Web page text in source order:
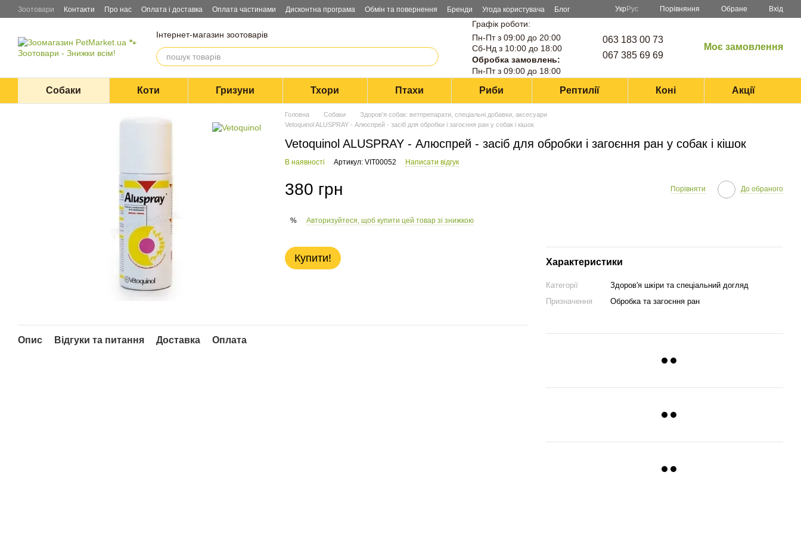
Перейти до основного контенту
Зоотовари Контакти Про нас Оплата і доставка Оплата частинами Дисконтна програма Обмін та повернення Бренди Угода користувача Блог Укр Рус Порівняння Обране Вхід
Інтернет-магазин зоотоварів
Графік роботи:
Пн-Пт з 09:00 до 20:00
Сб-Нд з 10:00 до 18:00
Обробка замовлень:
Пн-Пт з 09:00 до 18:00
063 183 00 73
067 385 69 69
Моє замовлення
Собаки Коти Гризуни Тхори Птахи Риби Рептилії Коні Акції
Головна Собаки
Здоров'я собак: ветпрепарати, спеціальні добавки, аксесуари
Vetoquinol ALUSPRAY - Алюспрей - засіб для обробки і загоєння ран у собак і кішок
Vetoquinol ALUSPRAY - Алюспрей - засіб для обробки і загоєння ран у собак і кішок
В наявності Артикул: VIT00052 Написати відгук
380 грн Порівняти До обраного
% Авторизуйтеся, щоб купити цей товар зі знижкою
Купити! Характеристики
Категорії
Здоров'я шкіри та спеціальний догляд
Призначення
Обробка та загоєння ран
Опис Відгуки та питання Доставка Оплата